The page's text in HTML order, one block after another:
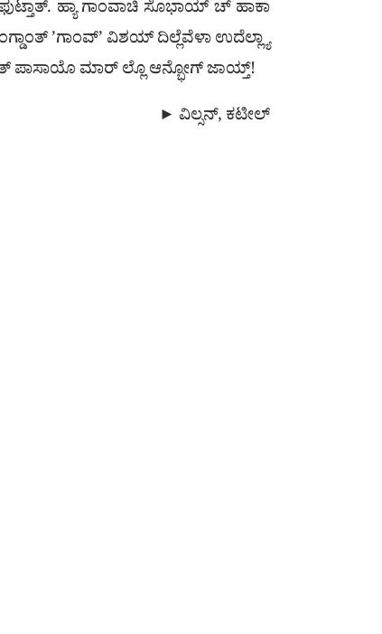
ಹ್ಯಾ ಗಾಂವಾಚಿ ಸೊಭಾಯ್ ಚ್ ಹಾಕಾ
’ಗಾಂವ್’ ವಿಶಯ್ ದಿಲ್ಲೆವೆಳಾ ಉದೆಲ್ಲ್ಯಾ
ಪಾಸಾಯೊ ಮಾರ್ ಲ್ಲೊ ಆನ್ಭೋಗ್ ಜಾಯ್ತ್!
► ವಿಲ್ಸನ್, ಕಟೀಲ್